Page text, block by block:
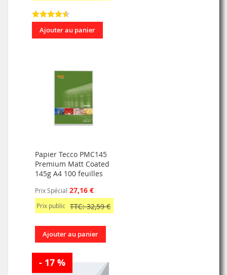
Ajouter au panier
Papier Tecco PMC145
Premium Matt Coated
145g A4 100 feuilles
Prix Spécial 27,16 €
Prix public TTC: 32,59 €
Ajouter au panier
- 17 %